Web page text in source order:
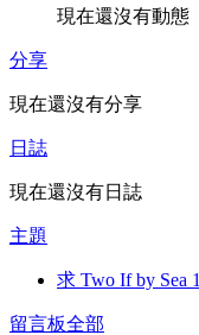
現在還沒有動態
分享
現在還沒有分享
日誌
現在還沒有日誌
主題
求 Two If by Sea
留言板全部